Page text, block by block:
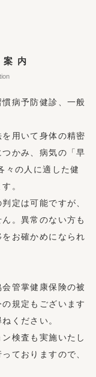
内
病予防健診、一般
用いて身体の精密
かみ、病気の「早
々の人に適した健
。
定は可能ですが、
。異常のない方も
お確かめになられ
管掌健康保険の被
規定もございます
ください。
検査も実施いたし
ておりますので、